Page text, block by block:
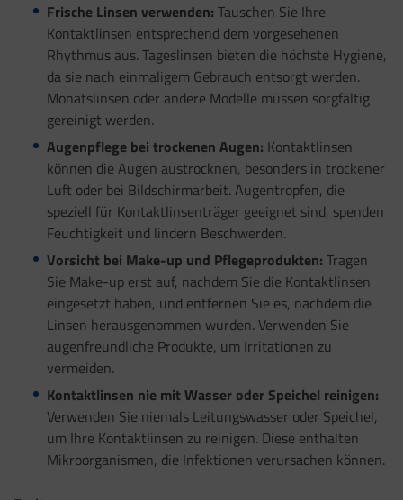
Frische Linsen verwenden: Tauschen Sie Ihre
Kontaktlinsen entsprechend dem vorgesehenen
Rhythmus aus. Tageslinsen bieten die höchste Hygiene,
da sie nach einmaligem Gebrauch entsorgt werden.
Monatslinsen oder andere Modelle müssen sorgfältig
gereinigt werden.
Augenpflege bei trockenen Augen: Kontaktlinsen
können die Augen austrocknen, besonders in trockener
Luft oder bei Bildschirmarbeit. Augentropfen, die
speziell für Kontaktlinsenträger geeignet sind, spenden
Feuchtigkeit und lindern Beschwerden.
Vorsicht bei Make-up und Pflegeprodukten: Tragen
Sie Make-up erst auf, nachdem Sie die Kontaktlinsen
eingesetzt haben, und entfernen Sie es, nachdem die
Linsen herausgenommen wurden. Verwenden Sie
augenfreundliche Produkte, um Irritationen zu
vermeiden.
Kontaktlinsen nie mit Wasser oder Speichel reinigen:
Verwenden Sie niemals Leitungswasser oder Speichel,
um Ihre Kontaktlinsen zu reinigen. Diese enthalten
Mikroorganismen, die Infektionen verursachen können.